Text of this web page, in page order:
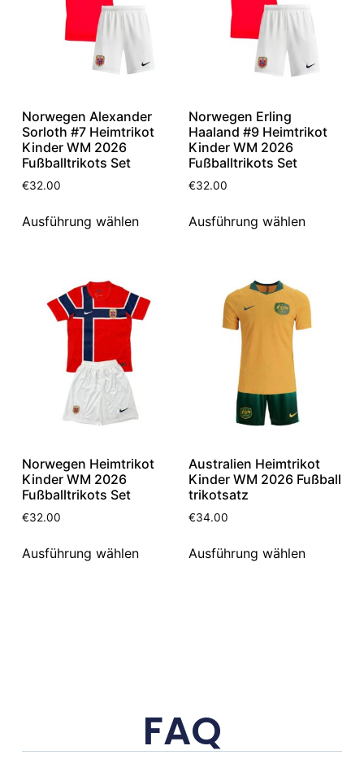
Norwegen Alexander
Sorloth #7 Heimtrikot
Kinder WM 2026
Fußballtrikots Set
€32.00
Ausführung wählen
Norwegen Erling
Haaland #9 Heimtrikot
Kinder WM 2026
Fußballtrikots Set
€32.00
Ausführung wählen
Norwegen Heimtrikot
Kinder WM 2026
Fußballtrikots Set
€32.00
Ausführung wählen
Australien Heimtrikot
Kinder WM 2026 Fußball
trikotsatz
€34.00
Ausführung wählen
FAQ